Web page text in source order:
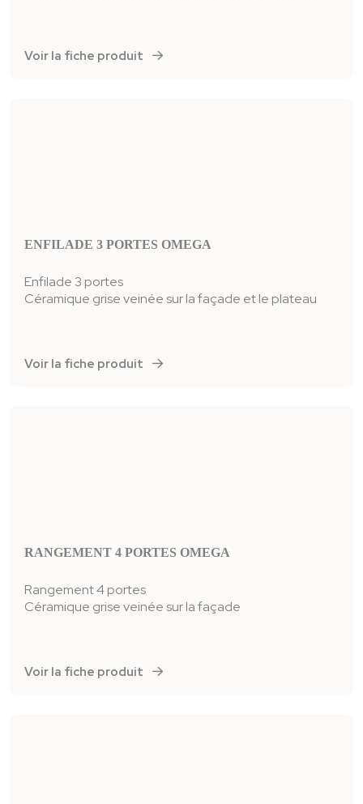
Voir la fiche produit
ENFILADE 3 PORTES OMEGA
Enfilade 3 portes
Céramique grise veinée sur la façade et le plateau
Voir la fiche produit
RANGEMENT 4 PORTES OMEGA
Rangement 4 portes
Céramique grise veinée sur la façade
Voir la fiche produit